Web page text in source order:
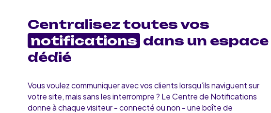
Centralisez toutes vos
notifications dans un espace
dédié
Vous voulez communiquer avec vos clients lorsqu’ils naviguent sur
votre site, mais sans les interrompre ? Le Centre de Notifications
donne à chaque visiteur - connecté ou non - une boîte de